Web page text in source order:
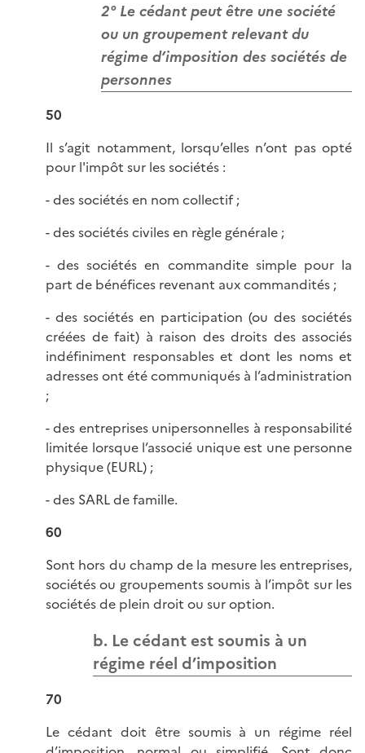
2° Le cédant peut être une société
ou un groupement relevant du
régime d’imposition des sociétés de
personnes
50
Il s’agit notamment, lorsqu’elles n’ont pas opté
pour l'impôt sur les sociétés :
- des sociétés en nom collectif ;
- des sociétés civiles en règle générale ;
- des sociétés en commandite simple pour la
part de bénéfices revenant aux commandités ;
- des sociétés en participation (ou des sociétés
créées de fait) à raison des droits des associés
indéfiniment responsables et dont les noms et
adresses ont été communiqués à l’administration
;
- des entreprises unipersonnelles à responsabilité
limitée lorsque l’associé unique est une personne
physique (EURL) ;
- des SARL de famille.
60
Sont hors du champ de la mesure les entreprises,
sociétés ou groupements soumis à l’impôt sur les
sociétés de plein droit ou sur option.
b. Le cédant est soumis à un
régime réel d’imposition
70
Le cédant doit être soumis à un régime réel